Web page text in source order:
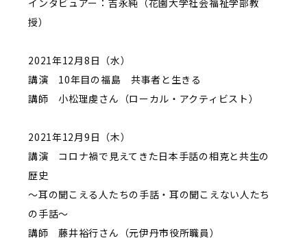
インタビュアー：吉永純（花園大学社会福祉学部教
授）
2021年12月8日（水）
講演 10年目の福島 共事者と生きる
講師 小松理虔さん（ローカル・アクティビスト）
2021年12月9日（木）
講演 コロナ禍で見えてきた日本手話の相克と共生の
歴史
～耳の聞こえる人たちの手話・耳の聞こえない人たち
の手話～
講師 藤井裕行さん（元伊丹市役所職員）